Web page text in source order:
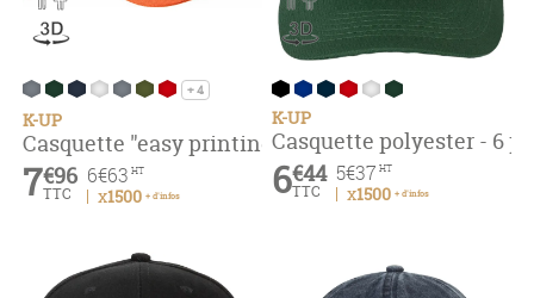
+ 4
K-UP
Casquette "easy printing" - 6 panneaux
6€63 HT
x1500 + d'infos
7€96
TTC
K-UP
Casquette polyester - 6
5€37 HT
x1500 + d'infos
6€44
TTC